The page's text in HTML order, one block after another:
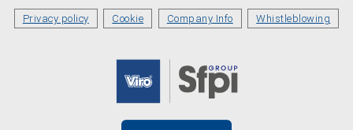
Privacy policy Cookie Company Info Whistleblowing